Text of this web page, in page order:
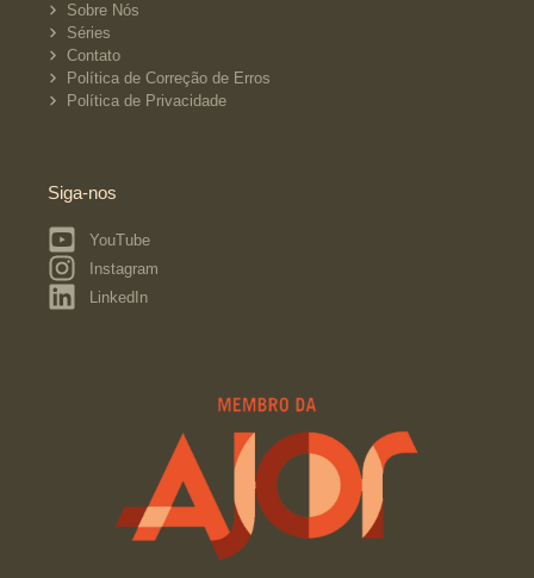
Sobre Nós
Séries
Contato
Política de Correção de Erros
Política de Privacidade
Siga-nos
YouTube
Instagram
LinkedIn